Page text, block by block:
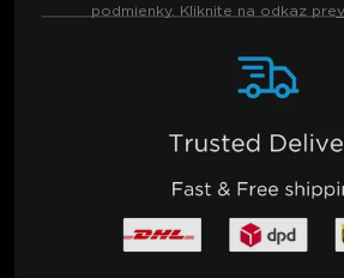
podmienky. Kliknite na odkaz pre